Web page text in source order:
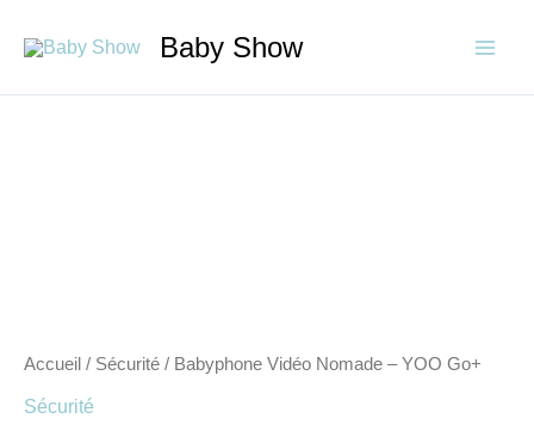
Baby Show
Accueil / Sécurité / Babyphone Vidéo Nomade – YOO Go+
Sécurité
Go+